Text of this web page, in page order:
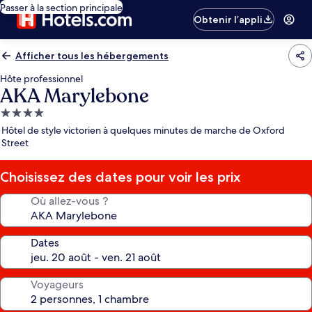
Passer à la section principale
Obtenir l’appli
Afficher tous les hébergements
Hôte professionnel
AKA Marylebone
Hébergement
4.0 étoiles
Hôtel de style victorien à quelques minutes de marche de Oxford
Street
Choisissez des dates pour voir les prix
Où allez-vous ?
Dates
Voyageurs